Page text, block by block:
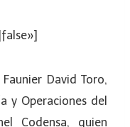
David Toro,
y Operaciones del
Codensa, quien